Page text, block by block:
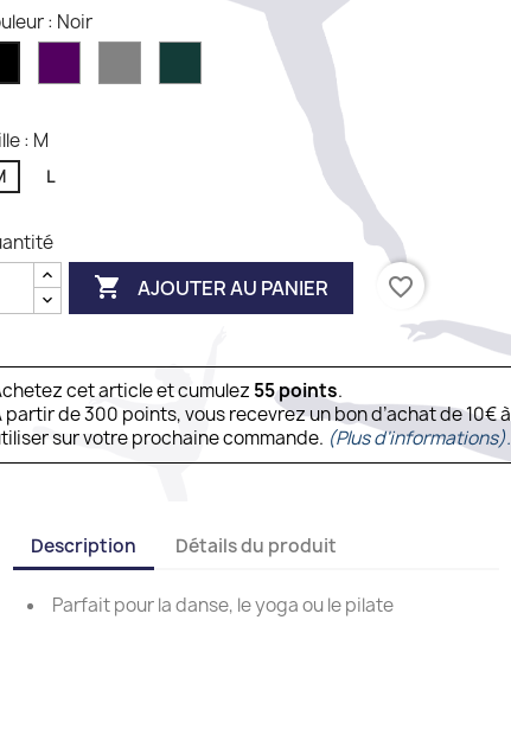
: Noir
: M
L
 AJOUTER AU PANIER favorite_border
cet article et cumulez 55points.
partir de 300 points, vous recevrez un bon d’achat de 10€ à
sur votre prochaine commande. (Plus d'informations).
Description Détails du produit
Parfait pour la danse, le yoga ou le pilate